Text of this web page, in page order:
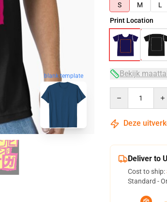
blank template
S
M L
Print Location
Bekijk
Deze
Deliver to
Cost to ship:
Standard -